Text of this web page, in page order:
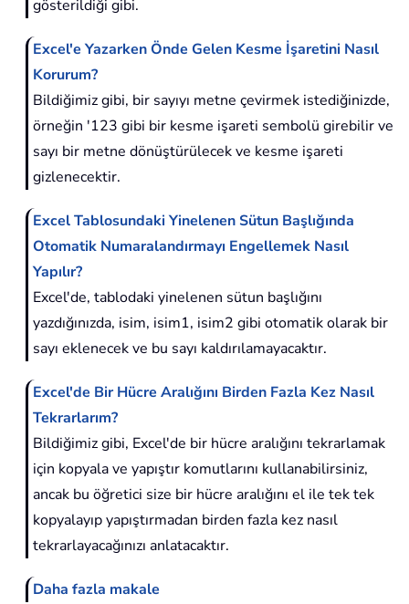
gösterildiği gibi.
Excel'e Yazarken Önde Gelen Kesme İşaretini Nasıl
Korurum?
Bildiğimiz gibi, bir sayıyı metne çevirmek istediğinizde,
örneğin '123 gibi bir kesme işareti sembolü girebilir ve
sayı bir metne dönüştürülecek ve kesme işareti
gizlenecektir.
Excel Tablosundaki Yinelenen Sütun Başlığında
Otomatik Numaralandırmayı Engellemek Nasıl
Yapılır?
Excel'de, tablodaki yinelenen sütun başlığını
yazdığınızda, isim, isim1, isim2 gibi otomatik olarak bir
sayı eklenecek ve bu sayı kaldırılamayacaktır.
Excel'de Bir Hücre Aralığını Birden Fazla Kez Nasıl
Tekrarlarım?
Bildiğimiz gibi, Excel'de bir hücre aralığını tekrarlamak
için kopyala ve yapıştır komutlarını kullanabilirsiniz,
ancak bu öğretici size bir hücre aralığını el ile tek tek
kopyalayıp yapıştırmadan birden fazla kez nasıl
tekrarlayacağınızı anlatacaktır.
Daha fazla makale